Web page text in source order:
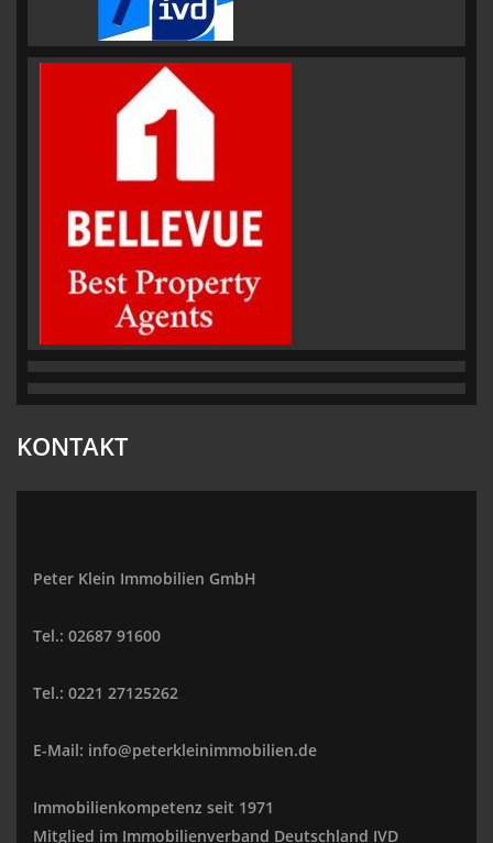
KONTAKT
Peter Klein Immobilien GmbH
Tel.: 02687 91600
Tel.: 0221 27125262
E-Mail: info@peterkleinimmobilien.de
Immobilienkompetenz seit 1971
Mitglied im Immobilienverband Deutschland IVD